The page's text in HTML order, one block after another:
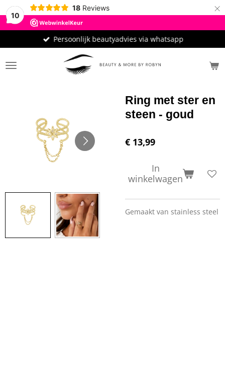
10
18 Reviews ×
Persoonlijk beautyadvies via whatsapp
Ring met ster en
steen - goud
€ 13,99
In
winkelwagen
Gemaakt van stainless steel